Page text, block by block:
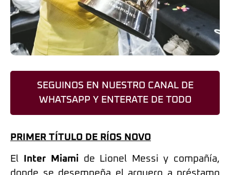
SEGUINOS EN NUESTRO CANAL DE
WHATSAPP Y ENTERATE DE TODO
PRIMER TÍTULO DE RÍOS NOVO
El Inter Miami de Lionel Messi y compañía,